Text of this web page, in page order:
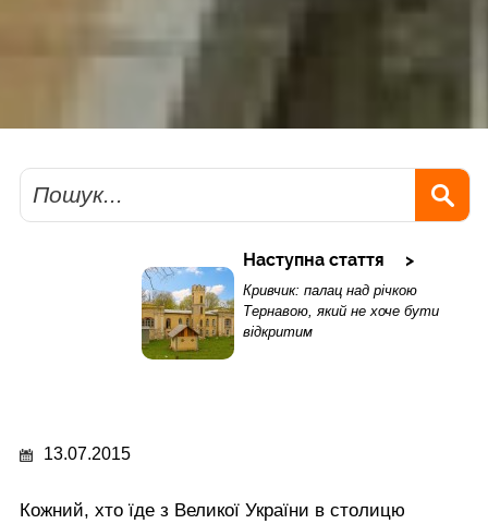
Пошук
Наступна стаття
Кривчик: палац над річкою
Тернавою, який не хоче бути
відкритим
13.07.2015
Кожний, хто їде з Великої України в столицю